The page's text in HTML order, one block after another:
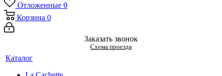
Отложенные 0
Корзина 0
Заказать звонок
Схема проезда
Каталог